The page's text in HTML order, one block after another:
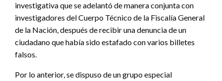
investigativa que se adelantó de manera conjunta con
investigadores del Cuerpo Técnico de la Fiscalía General
de la Nación, después de recibir una denuncia de un
ciudadano que había sido estafado con varios billetes
falsos.
Por lo anterior, se dispuso de un grupo especial